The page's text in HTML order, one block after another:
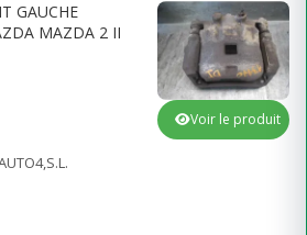
GAUCHE
MAZDA 2 II
Voir le produit